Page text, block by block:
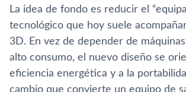
La idea de fondo es reducir el
tecnológico que hoy suele
3D. En vez de depender de
alto consumo, el nuevo diseño se
eficiencia energética y a la
cambio que convierte un equipo de